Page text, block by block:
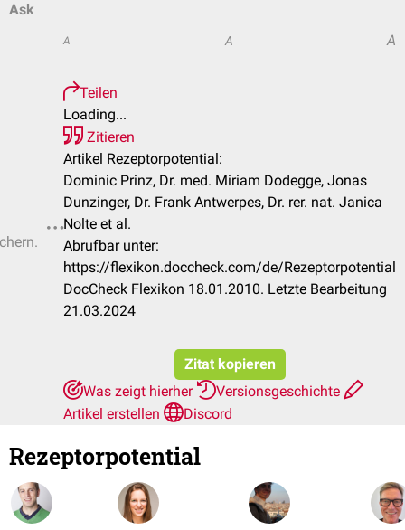
Ask
A A A
Teilen
Loading...
Zitieren
Artikel Rezeptorpotential:
Dominic Prinz, Dr. med. Miriam Dodegge, Jonas
Dunzinger, Dr. Frank Antwerpes, Dr. rer. nat. Janica
Nolte et al.
Abrufbar unter:
https://flexikon.doccheck.com/de/Rezeptorpotential
DocCheck Flexikon 18.01.2010. Letzte Bearbeitung
21.03.2024
Zitat kopieren
Was zeigt hierher
Versionsgeschichte
Artikel erstellen
Discord
Rezeptorpotential